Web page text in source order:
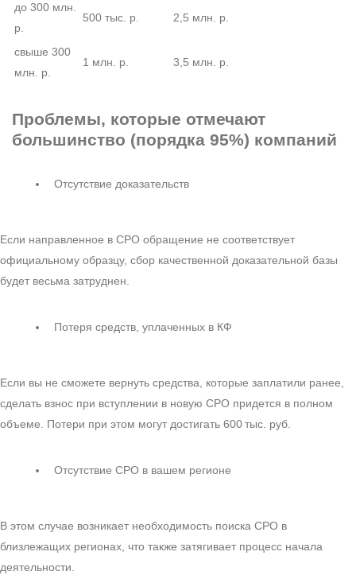
до 300 млн.
р.
500 тыс. р. 2,5 млн. р.
свыше 300
млн. р.
1 млн. р. 3,5 млн. р.
Проблемы, которые отмечают
большинство (порядка 95%) компаний
Отсутствие доказательств
Если направленное в СРО обращение не соответствует
официальному образцу, сбор качественной доказательной базы
будет весьма затруднен.
Потеря средств, уплаченных в КФ
Если вы не сможете вернуть средства, которые заплатили ранее,
сделать взнос при вступлении в новую СРО придется в полном
объеме. Потери при этом могут достигать 600 тыс. руб.
Отсутствие СРО в вашем регионе
В этом случае возникает необходимость поиска СРО в
близлежащих регионах, что также затягивает процесс начала
деятельности.